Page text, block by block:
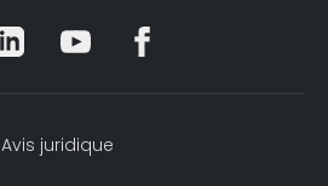
Avis juridique